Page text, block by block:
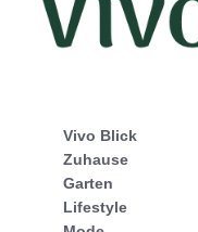
Vivo Blick
Zuhause
Garten
Lifestyle